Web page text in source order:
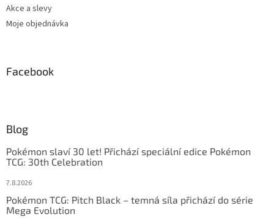
Akce a slevy
Moje objednávka
Facebook
Blog
Pokémon slaví 30 let! Přichází speciální edice Pokémon
TCG: 30th Celebration
7.8.2026
Pokémon TCG: Pitch Black – temná síla přichází do série
Mega Evolution